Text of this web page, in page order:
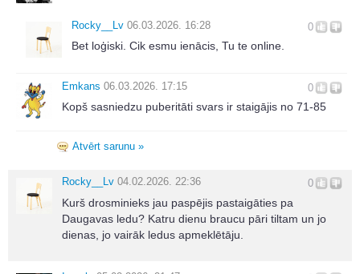
0
Rocky__Lv 06.03.2026. 16:28
Bet loģiski. Cik esmu ienācis, Tu te online.
0
Emkans 06.03.2026. 17:15
Kopš sasniedzu puberitāti svars ir staigājis no 71-85
Atvērt sarunu »
0
Rocky__Lv 04.02.2026. 22:36
Kurš drosminieks jau paspējis pastaigāties pa
Daugavas ledu? Katru dienu braucu pāri tiltam un jo
dienas, jo vairāk ledus apmeklētāju.